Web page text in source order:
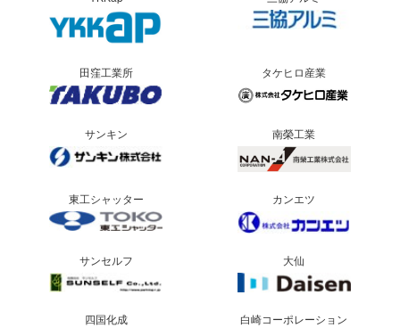
田窪工業所 タケヒロ産業
サンキン 南榮工業
東工シャッター カンエツ
サンセルフ 大仙
四国化成 白崎コーポレーション